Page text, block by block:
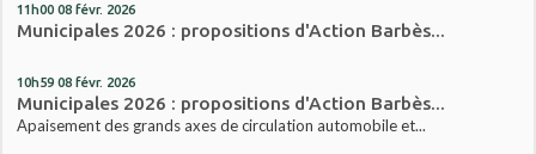
11h00 08 févr. 2026
Municipales 2026 : propositions d'Action Barbès...
10h59 08 févr. 2026
Municipales 2026 : propositions d'Action Barbès...
Apaisement des grands axes de circulation automobile et...